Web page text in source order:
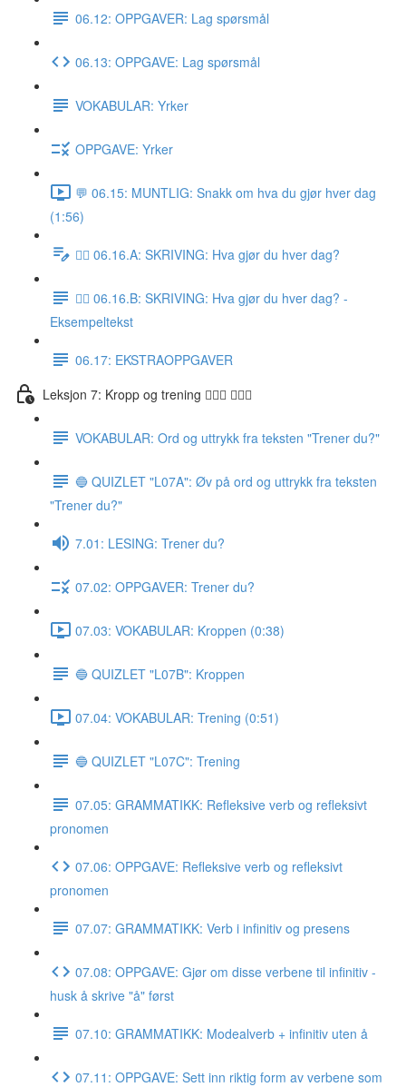
06.12: OPPGAVER: Lag spørsmål
06.13: OPPGAVE: Lag spørsmål
VOKABULAR: Yrker
OPPGAVE: Yrker
💬 06.15: MUNTLIG: Snakk om hva du gjør hver dag
(1:56)
✍🏼 06.16.A: SKRIVING: Hva gjør du hver dag?
✍🏼 06.16.B: SKRIVING: Hva gjør du hver dag? -
Eksempeltekst
06.17: EKSTRAOPPGAVER
Leksjon 7: Kropp og trening 🚶🏼‍♀️ 🏋🏽‍♀️
VOKABULAR: Ord og uttrykk fra teksten "Trener du?"
🔵 QUIZLET "L07A": Øv på ord og uttrykk fra teksten
"Trener du?"
7.01: LESING: Trener du?
07.02: OPPGAVER: Trener du?
07.03: VOKABULAR: Kroppen (0:38)
🔵 QUIZLET "L07B": Kroppen
07.04: VOKABULAR: Trening (0:51)
🔵 QUIZLET "L07C": Trening
07.05: GRAMMATIKK: Refleksive verb og refleksivt
pronomen
07.06: OPPGAVE: Refleksive verb og refleksivt
pronomen
07.07: GRAMMATIKK: Verb i infinitiv og presens
07.08: OPPGAVE: Gjør om disse verbene til infinitiv -
husk å skrive "å" først
07.10: GRAMMATIKK: Modealverb + infinitiv uten å
07.11: OPPGAVE: Sett inn riktig form av verbene som